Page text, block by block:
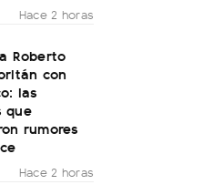
Hace 2 horas
Roberto
con
las
que
rumores
Hace 2 horas